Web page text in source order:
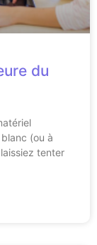
du
(ou à
tenter